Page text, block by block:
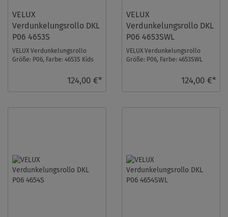
VELUX
Verdunkelungsrollo DKL
P06 4653S
VELUX Verdunkelungsrollo
Größe: P06, Farbe: 4653S Kids
124,00 €*
VELUX
Verdunkelungsrollo DKL
P06 4653SWL
VELUX Verdunkelungsrollo
Größe: P06, Farbe: 4653SWL
124,00 €*